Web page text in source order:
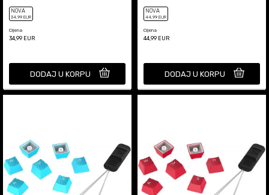
NOVA
34,99 EUR
Cijena
34,99 EUR
DODAJ U KORPU
NOVA
44,99 EUR
Cijena
44,99 EUR
DODAJ U KORPU